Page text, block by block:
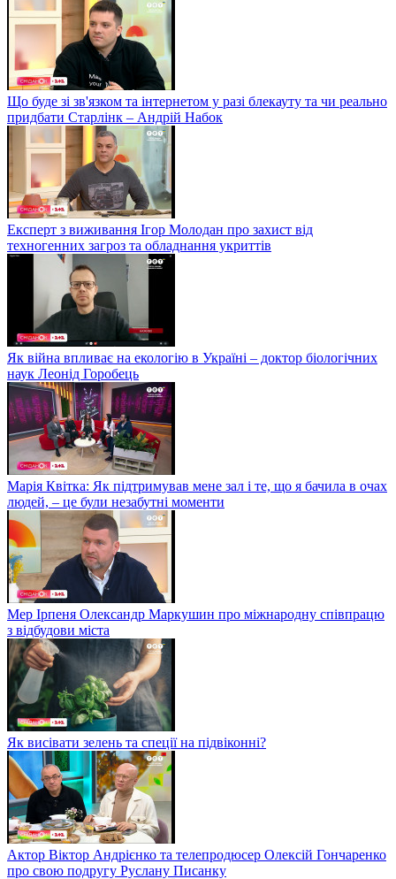
Що буде зі зв'язком та інтернетом у разі блекауту та чи реально
придбати Старлінк – Андрій Набок
Експерт з виживання Ігор Молодан про захист від
техногенних загроз та обладнання укриттів
Як війна впливає на екологію в Україні – доктор біологічних
наук Леонід Горобець
Марія Квітка: Як підтримував мене зал і те, що я бачила в очах
людей, – це були незабутні моменти
Мер Ірпеня Олександр Маркушин про міжнародну співпрацю
з відбудови міста
Як висівати зелень та спеції на підвіконні?
Актор Віктор Андрієнко та телепродюсер Олексій Гончаренко
про свою подругу Руслану Писанку